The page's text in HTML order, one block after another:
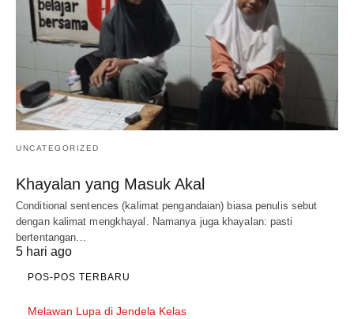
UNCATEGORIZED
Khayalan yang Masuk Akal
Conditional sentences (kalimat pengandaian) biasa penulis sebut
dengan kalimat mengkhayal. Namanya juga khayalan: pasti
bertentangan…
5 hari ago
POS-POS TERBARU
Melawan Lupa di Jendela Kelas